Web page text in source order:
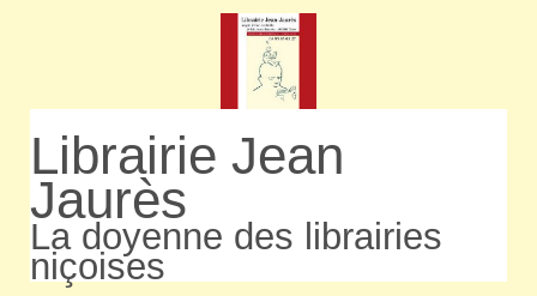
Librairie Jean
Jaurès
La doyenne des librairies
niçoises